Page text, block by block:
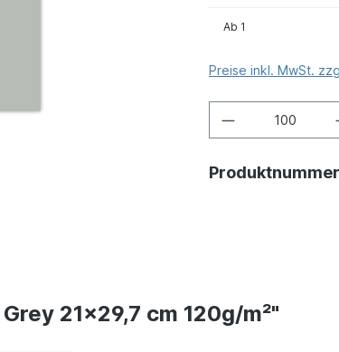
Ab 1
Preise inkl. MwSt.
21x29,7 cm 120g/m²"